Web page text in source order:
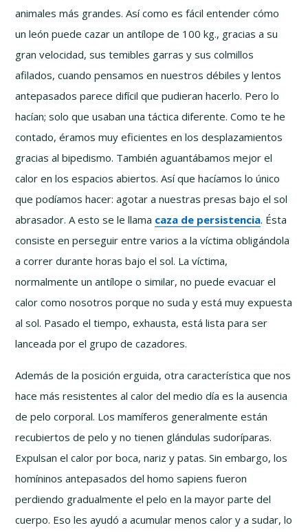
animales más grandes. Así como es fácil entender cómo
un león puede cazar un antílope de 100 kg., gracias a su
gran velocidad, sus temibles garras y sus colmillos
afilados, cuando pensamos en nuestros débiles y lentos
antepasados parece difícil que pudieran hacerlo. Pero lo
hacían; solo que usaban una táctica diferente. Como te he
contado, éramos muy eficientes en los desplazamientos
gracias al bipedismo. También aguantábamos mejor el
calor en los espacios abiertos. Así que hacíamos lo único
que podíamos hacer: agotar a nuestras presas bajo el sol
abrasador. A esto se le llama caza de persistencia. Ésta
consiste en perseguir entre varios a la víctima obligándola
a correr durante horas bajo el sol. La víctima,
normalmente un antílope o similar, no puede evacuar el
calor como nosotros porque no suda y está muy expuesta
al sol. Pasado el tiempo, exhausta, está lista para ser
lanceada por el grupo de cazadores.
Además de la posición erguida, otra característica que nos
hace más resistentes al calor del medio día es la ausencia
de pelo corporal. Los mamíferos generalmente están
recubiertos de pelo y no tienen glándulas sudoríparas.
Expulsan el calor por boca, nariz y patas. Sin embargo, los
homíninos antepasados del homo sapiens fueron
perdiendo gradualmente el pelo en la mayor parte del
cuerpo. Eso les ayudó a acumular menos calor y a sudar, lo